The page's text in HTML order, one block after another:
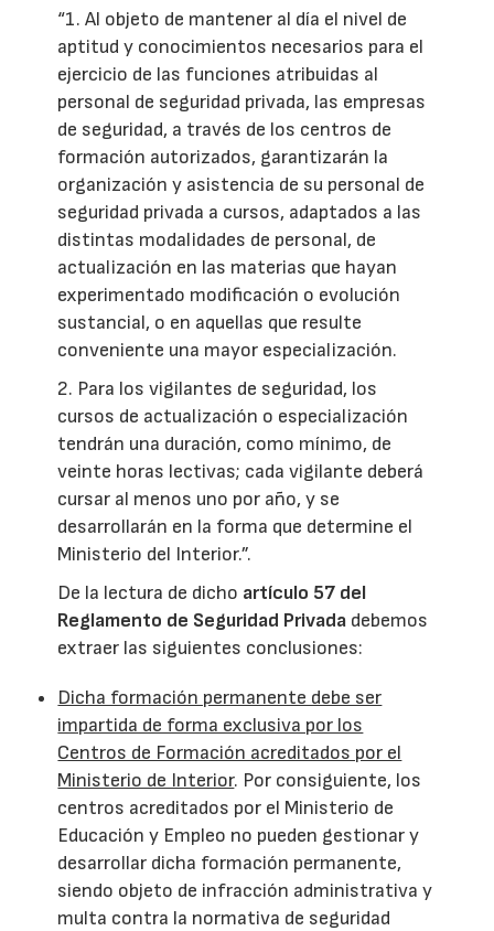
“1. Al objeto de mantener al día el nivel de
aptitud y conocimientos necesarios para el
ejercicio de las funciones atribuidas al
personal de seguridad privada, las empresas
de seguridad, a través de los centros de
formación autorizados, garantizarán la
organización y asistencia de su personal de
seguridad privada a cursos, adaptados a las
distintas modalidades de personal, de
actualización en las materias que hayan
experimentado modificación o evolución
sustancial, o en aquellas que resulte
conveniente una mayor especialización.
2. Para los vigilantes de seguridad, los
cursos de actualización o especialización
tendrán una duración, como mínimo, de
veinte horas lectivas; cada vigilante deberá
cursar al menos uno por año, y se
desarrollarán en la forma que determine el
Ministerio del Interior.”.
De la lectura de dicho artículo 57 del
Reglamento de Seguridad Privada debemos
extraer las siguientes conclusiones:
Dicha formación permanente debe ser
impartida de forma exclusiva por los
Centros de Formación acreditados por el
Ministerio de Interior. Por consiguiente, los
centros acreditados por el Ministerio de
Educación y Empleo no pueden gestionar y
desarrollar dicha formación permanente,
siendo objeto de infracción administrativa y
multa contra la normativa de seguridad